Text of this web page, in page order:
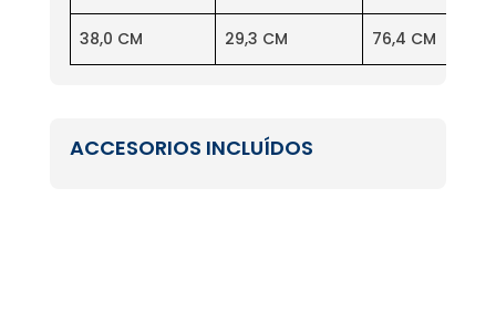
38,0 CM 29,3 CM 76,4 CM
ACCESORIOS INCLUÍDOS